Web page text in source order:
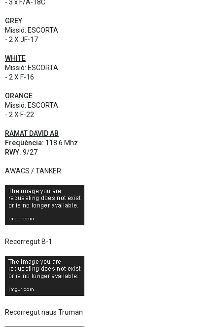
- 3 x F/A-18C
GREY
Missió: ESCORTA
- 2 X JF-17
WHITE
Missió: ESCORTA
- 2 X F-16
ORANGE
Missió: ESCORTA
- 2 X F-22
RAMAT DAVID AB
Freqüència: 118.6 Mhz
RWY: 9/27
AWACS / TANKER
Recorregut B-1
Recorregut naus Truman